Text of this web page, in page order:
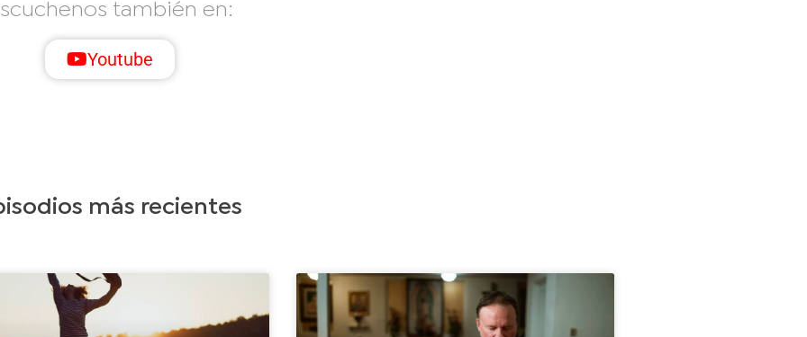
también en:
Youtube
más recientes